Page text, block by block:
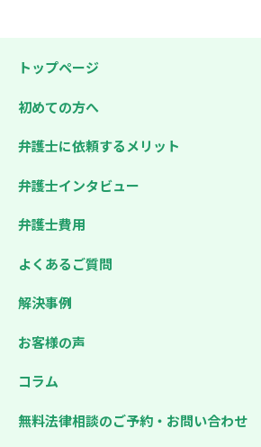
トップページ
初めての方へ
弁護士に依頼するメリット
弁護士インタビュー
弁護士費用
よくあるご質問
解決事例
お客様の声
コラム
無料法律相談のご予約・お問い合わせ